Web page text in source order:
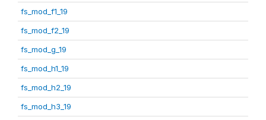
fs_mod_f1_19
fs_mod_f2_19
fs_mod_g_19
fs_mod_h1_19
fs_mod_h2_19
fs_mod_h3_19